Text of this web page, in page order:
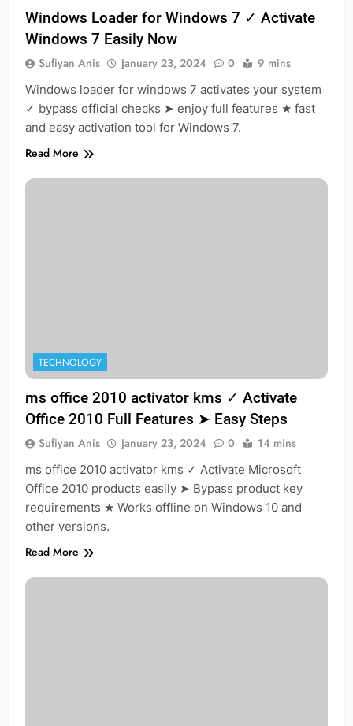
Windows Loader for Windows 7 ✓ Activate
Windows 7 Easily Now
Sufiyan Anis January 23, 2024 0 9 mins
Windows loader for windows 7 activates your system
✓ bypass official checks ➤ enjoy full features ★ fast
and easy activation tool for Windows 7.
Read More
TECHNOLOGY
ms office 2010 activator kms ✓ Activate
Office 2010 Full Features ➤ Easy Steps
Sufiyan Anis January 23, 2024 0 14 mins
ms office 2010 activator kms ✓ Activate Microsoft
Office 2010 products easily ➤ Bypass product key
requirements ★ Works offline on Windows 10 and
other versions.
Read More